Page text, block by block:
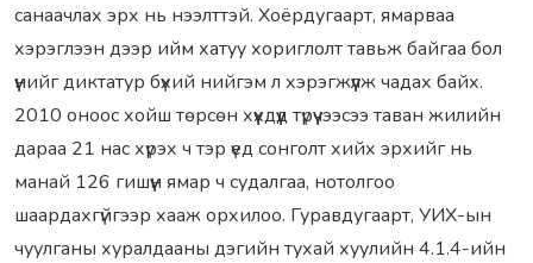
санаачлах эрх нь нээлттэй. Хоёрдугаарт, ямарваа
хэрэглээн дээр ийм хатуу хориглолт тавьж байгаа бол
үүнийг диктатур бүхий нийгэм л хэрэгжүүлж чадах байх.
2010 оноос хойш төрсөн хүүхдүүд түрүүчээсээ таван жилийн
дараа 21 нас хүрэх ч тэр үед сонголт хийх эрхийг нь
манай 126 гишүүн ямар ч судалгаа, нотолгоо
шаардахгүйгээр хааж орхилоо. Гуравдугаарт, УИХ-ын
чуулганы хуралдааны дэгийн тухай хуулийн 4.1.4-ийн